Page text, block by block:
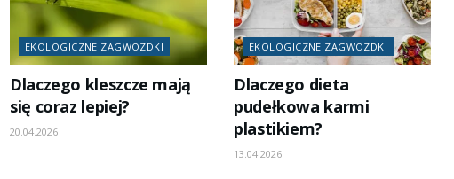
EKOLOGICZNE ZAGWOZDKI
Dlaczego kleszcze mają
się coraz lepiej?
20.04.2026
EKOLOGICZNE ZAGWOZDKI
Dlaczego dieta
pudełkowa karmi
plastikiem?
13.04.2026